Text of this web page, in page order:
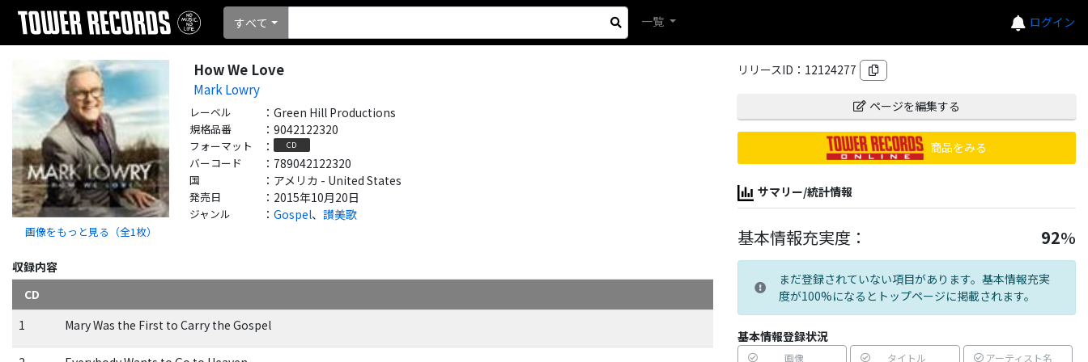
ログイン
すべて 一覧
画像をもっと見る（全1枚）
How We Love
Mark Lowry
レーベル ： Green Hill Productions
規格品番 ： 9042122320
フォーマット ： CD
バーコード ： 789042122320
国 ： アメリカ - United States
発売日 ： 2015年10月20日
ジャンル ： Gospel、 讃美歌
収録内容
CD
1
Mary Was the First to Carry the Gospel
リリースID： 12124277
ページを編集する
商品をみる
サマリー/統計情報
基本情報充実度： 92%
まだ登録されていない項目があります。基本情報充実
度が100%になるとトップページに掲載されます。
基本情報登録状況
画像 タイトル アーティスト名